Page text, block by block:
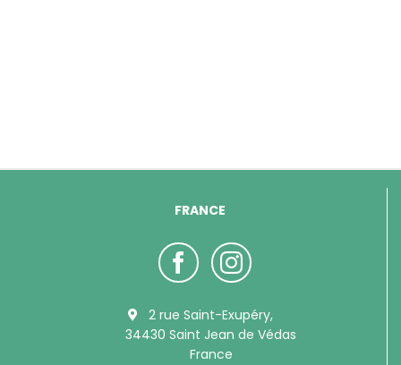
FRANCE
2 rue Saint-Exupéry,
34430 Saint Jean de Védas
France